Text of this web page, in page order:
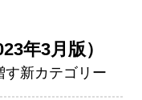
年3月版）
す新カテゴリー